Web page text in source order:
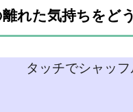
離れた気持ちをど
タッチでシャッフ